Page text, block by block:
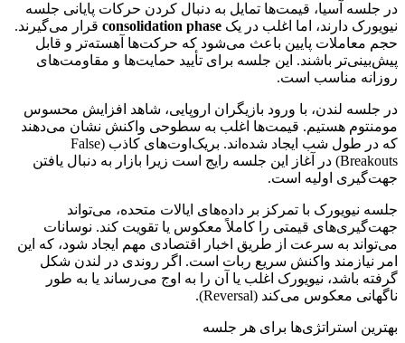
در جلسه آسیا، قیمت‌ها تمایل به دنبال کردن حرکات پایانی جلسه
نیویورک دارند، اما اغلب در یک consolidation phase قرار می‌گیرند.
حجم معاملات پایین باعث می‌شود که حرکت‌ها آهسته‌تر و قابل
پیش‌بینی‌تر باشند. این جلسه برای تأیید حمایت‌ها و مقاومت‌های
روزانه مناسب است.
در جلسه لندن، با ورود بازیگران اروپایی، شاهد افزایش محسوس
مومنتوم هستیم. قیمت‌ها اغلب به سطوحی واکنش نشان می‌دهند
که در طول شب ایجاد شده‌اند. بریک‌اوت‌های کاذب (False
Breakouts) در آغاز این جلسه رایج است زیرا بازار به دنبال یافتن
جهت‌گیری اولیه است.
جلسه نیویورک با تمرکز بر داده‌های ایالات متحده، می‌تواند
جهت‌گیری‌های قیمتی را کاملاً معکوس یا تقویت کند. نوسانات
می‌تواند به سرعت از طریق اخبار اقتصادی مهم ایجاد شود، که این
امر نیازمند واکنش سریع ربات است. اگر روندی در لندن شکل
گرفته باشد، نیویورک اغلب یا آن را به اوج می‌رساند یا به طور
ناگهانی معکوس می‌کند (Reversal).
بهترین استراتژی‌ها برای هر جلسه